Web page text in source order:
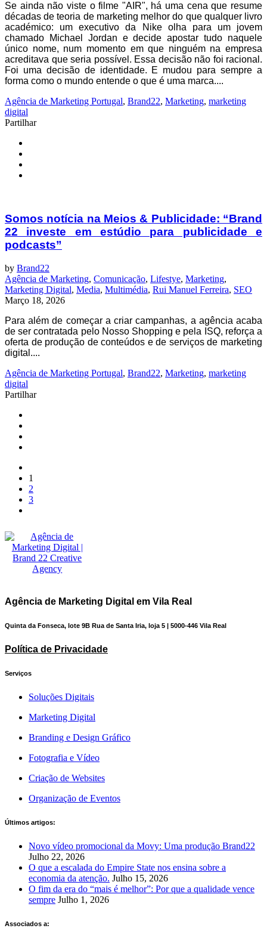
Se ainda não viste o filme "AIR", há uma cena que resume
décadas de teoria de marketing melhor do que qualquer livro
académico: um executivo da Nike olha para um jovem
chamado Michael Jordan e decide apostar tudo naquele
único nome, num momento em que ninguém na empresa
acreditava que seria possível. Essa decisão não foi racional.
Foi uma decisão de identidade. E mudou para sempre a
forma como o mundo entende o que é uma marca....
Agência de Marketing Portugal, Brand22, Marketing, marketing
digital
Partilhar
Somos notícia na Meios & Publicidade: “Brand
22 investe em estúdio para publicidade e
podcasts”
by Brand22
Agência de Marketing, Comunicação, Lifestye, Marketing,
Marketing Digital, Media, Multimédia, Rui Manuel Ferreira, SEO
Março 18, 2026
Para além de começar a criar campanhas, a agência acaba
de ser contratada pelo Nosso Shopping e pela ISQ, reforça a
oferta de produção de conteúdos e de serviços de marketing
digital....
Agência de Marketing Portugal, Brand22, Marketing, marketing
digital
Partilhar
1
2
3
Agência de Marketing Digital em Vila Real
Quinta da Fonseca, lote 9B Rua de Santa Iria, loja 5 | 5000-446 Vila Real
Política de Privacidade
Serviços
Soluções Digitais
Marketing Digital
Branding e Design Gráfico
Fotografia e Vídeo
Criação de Websites
Organização de Eventos
Últimos artigos:
Novo vídeo promocional da Movy: Uma produção Brand22
Julho 22, 2026
O que a escalada do Empire State nos ensina sobre a
economia da atenção. Julho 15, 2026
O fim da era do “mais é melhor”: Por que a qualidade vence
sempre Julho 1, 2026
Associados a: